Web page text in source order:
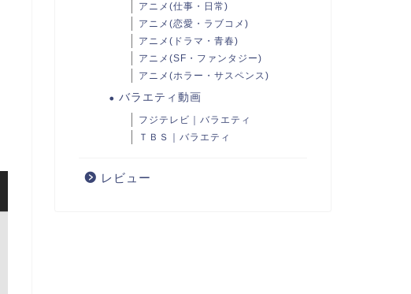
アニメ(仕事・日常)
アニメ(恋愛・ラブコメ)
アニメ(ドラマ・青春)
アニメ(SF・ファンタジー)
アニメ(ホラー・サスペンス)
バラエティ動画
フジテレビ｜バラエティ
ＴＢＳ｜バラエティ
レビュー